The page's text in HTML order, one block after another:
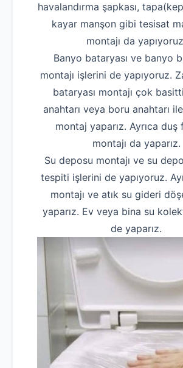
havalandırma şapkası,
kayar manşon gibi tesisat
montajı da
Banyo bataryası ve banyo
montajı işlerini de yapıyoruz.
bataryası montajı çok
anahtarı veya boru anahtarı
montaj yaparız. Ayrıca duş
montajı da yaparız.
Su deposu montajı ve su
tespiti işlerini de yapıyoruz.
montajı ve atık su gideri
yaparız. Ev veya bina su
de yaparız.